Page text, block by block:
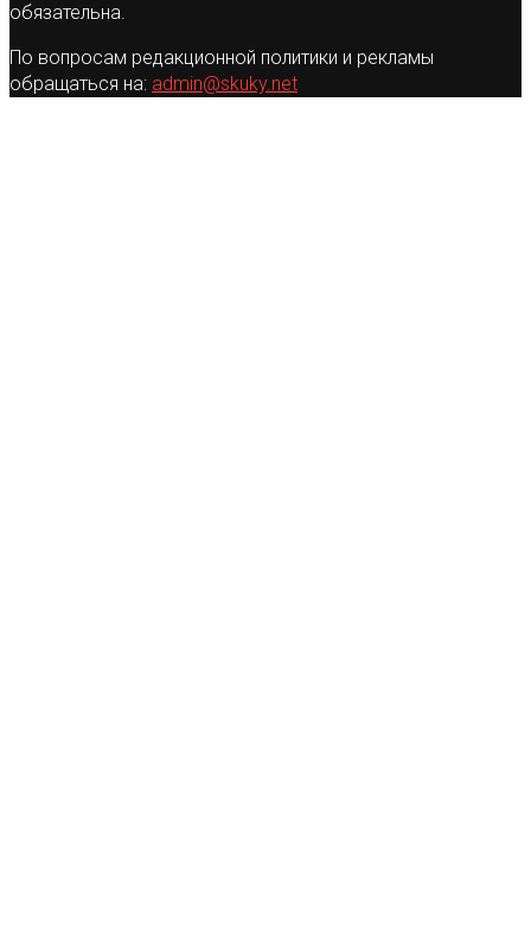
обязательна.
По вопросам редакционной политики и рекламы
обращаться на: admin@skuky.net